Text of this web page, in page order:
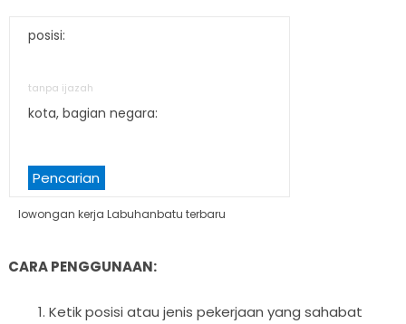
posisi:
tanpa ijazah
kota, bagian negara:
Pencarian
lowongan kerja Labuhanbatu terbaru
CARA PENGGUNAAN:
Ketik posisi atau jenis pekerjaan yang sahabat